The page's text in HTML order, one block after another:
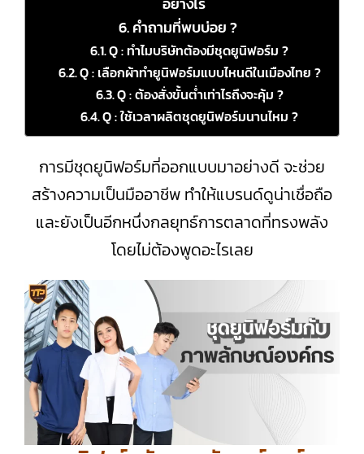
คำถามที่พบบ่อย ?
Q : ทำไมบริษัทต้องมีชุดยูนิฟอร์ม ?
Q : เลือกผ้าทำยูนิฟอร์มแบบไหนดีในเมืองไทย ?
Q : ต้องสั่งขั้นต่ำเท่าไรถึงจะคุ้ม ?
Q : ใช้เวลาผลิตชุดยูนิฟอร์มนานไหม ?
การมีชุดยูนิฟอร์มที่ออกแบบมาอย่างดี จะช่วย
สร้างความเป็นมืออาชีพ ทำให้แบรนด์ดูน่าเชื่อถือ
และยังเป็นอีกหนึ่งกลยุทธ์การตลาดที่ทรงพลัง
โดยไม่ต้องพูดอะไรเลย